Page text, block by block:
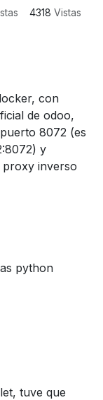
4318 Vistas
con
de odoo,
8072 (es
y
inverso
python
tuve que